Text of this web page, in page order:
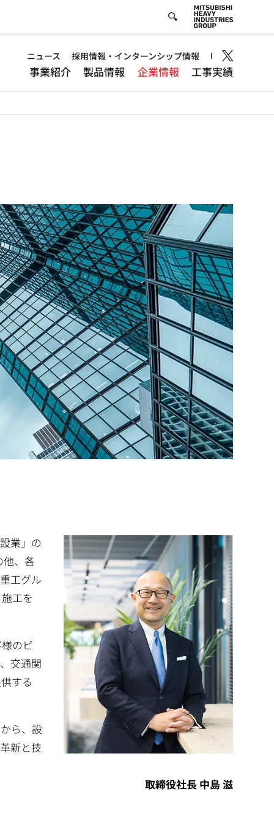
事業紹介 製品情報 企業情報 工事実績
Header
ニュース 採用情報・インターンシップ情報
業」の
他、各
工グル
工を
のビ
交通関
する
ら、設
新と技
取締役社長 中島 滋